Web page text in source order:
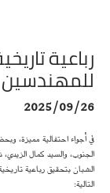
رباعية
للمهندسين
2025/09/26
في أجواء احتفالية مميزة،
الجنوب، والسيد كمال
التالية: